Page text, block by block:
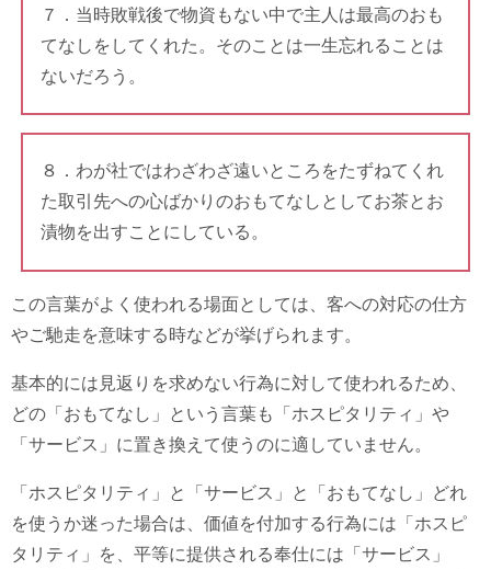
７．当時敗戦後で物資もない中で主人は最高のおも
てなしをしてくれた。そのことは一生忘れることは
ないだろう。
８．わが社ではわざわざ遠いところをたずねてくれ
た取引先への心ばかりのおもてなしとしてお茶とお
漬物を出すことにしている。
この言葉がよく使われる場面としては、客への対応の仕方
やご馳走を意味する時などが挙げられます。
基本的には見返りを求めない行為に対して使われるため、
どの「おもてなし」という言葉も「ホスピタリティ」や
「サービス」に置き換えて使うのに適していません。
「ホスピタリティ」と「サービス」と「おもてなし」どれ
を使うか迷った場合は、価値を付加する行為には「ホスピ
タリティ」を、平等に提供される奉仕には「サービス」